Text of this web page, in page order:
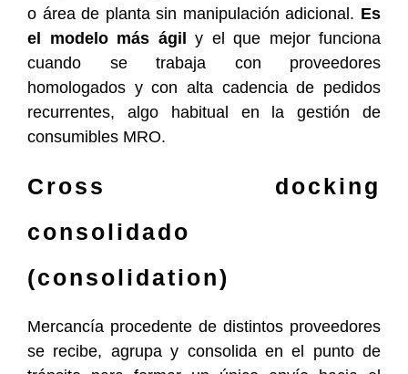
o área de planta sin manipulación adicional. Es
el modelo más ágil y el que mejor funciona
cuando se trabaja con proveedores
homologados y con alta cadencia de pedidos
recurrentes, algo habitual en la gestión de
consumibles MRO.
Cross docking
consolidado
(consolidation)
Mercancía procedente de distintos proveedores
se recibe, agrupa y consolida en el punto de